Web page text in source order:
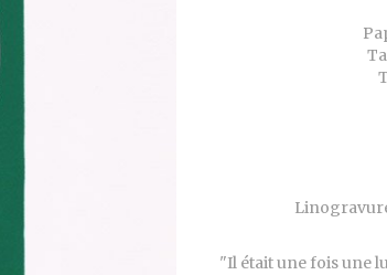
"Il était une fois une